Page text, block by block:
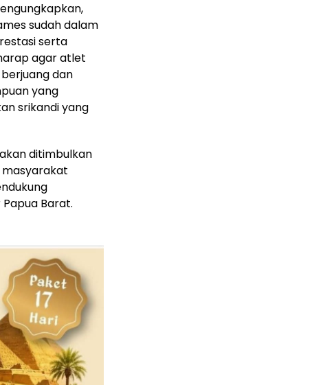
sudah dalam
serta
agar atlet
dan
yang
srikandi yang
ditimbulkan
masyarakat
Papua Barat.